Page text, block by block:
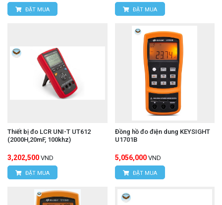
ĐẶT MUA ĐẶT MUA
Thiết bị đo LCR UNI-T UT612
(2000H,20mF, 100khz)
3,202,500 VND
ĐẶT MUA
Đồng hồ đo điện dung KEYSIGHT
U1701B
5,056,000 VND
ĐẶT MUA